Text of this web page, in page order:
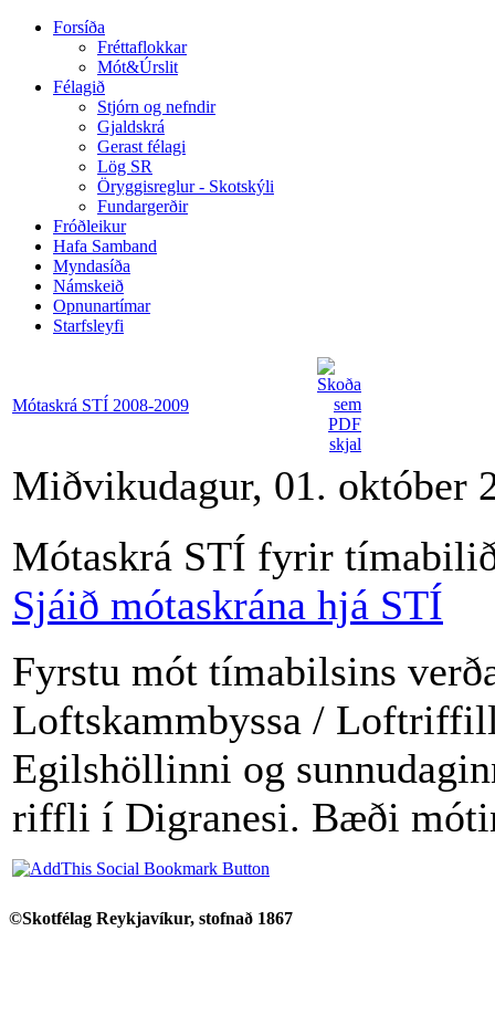
Forsíða
Fréttaflokkar
Mót&Úrslit
Félagið
Stjórn og nefndir
Gjaldskrá
Gerast félagi
Lög SR
Öryggisreglur - Skotskýli
Fundargerðir
Fróðleikur
Hafa Samband
Myndasíða
Námskeið
Opnunartímar
Starfsleyfi
Mótaskrá STÍ 2008-2009
Miðvikudagur, 01. október
Mótaskrá STÍ fyrir
Sjáið mótaskrána hjá STÍ
Fyrstu mót tímabilsins
Loftskammbyssa /
Egilshöllinni og
riffli í Digranesi. Bæði
©Skotfélag Reykjavíkur, stofnað 1867